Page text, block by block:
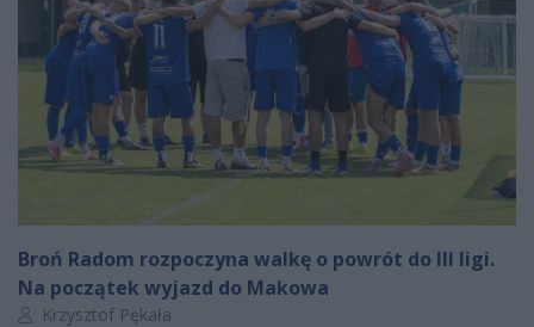
Broń Radom rozpoczyna walkę o powrót do III ligi.
Na początek wyjazd do Makowa
Autor artykułu:
Krzysztof Pękała